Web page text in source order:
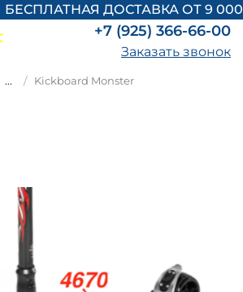
БЕСПЛАТНАЯ ДОСТАВКА ОТ 9 000
+7 (925) 366-66-00
Заказать звонок
... Kickboard Monster